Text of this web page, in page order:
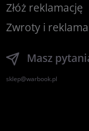
Złóż reklamację
Zwroty i
Masz
sklep@warbook.pl